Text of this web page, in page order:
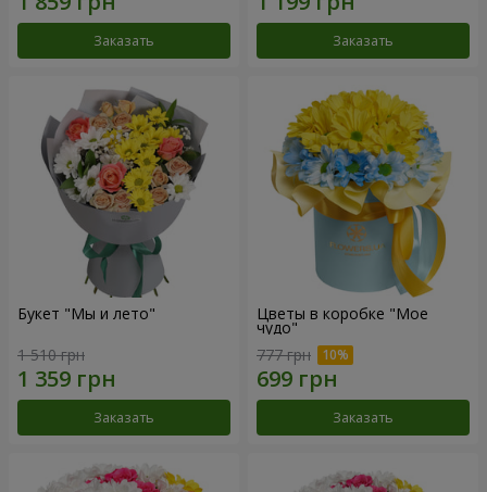
Заказать Заказать
Букет "Мы и лето"
1 510 грн
Заказать
Цветы в коробке "Мое
чудо"
777 грн
Заказать